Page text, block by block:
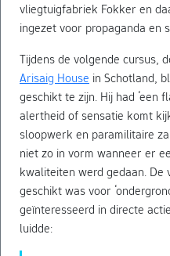
vliegtuigfabriek Fokker en
ingezet voor propaganda en
Tijdens de volgende cursus,
Arisaig House in Schotland,
geschikt te zijn. Hij had ‘een
alertheid of sensatie komt
sloopwerk en paramilitaire
niet zo in vorm wanneer er
kwaliteiten werd gedaan. De
geschikt was voor
geïnteresseerd in directe
luidde: